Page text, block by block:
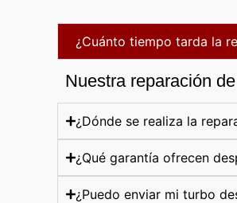
¿Cuánto tiempo tarda la
Nuestra reparación
¿Dónde se realiza la
¿Qué garantía ofrecen
¿Puedo enviar mi turbo